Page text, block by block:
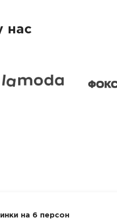
нас
на 6 персон